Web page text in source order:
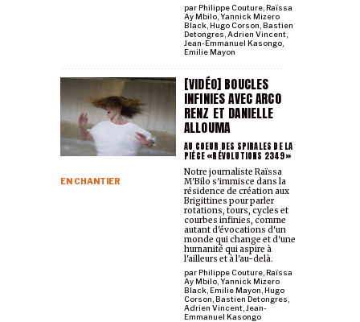
parPhilippe Couture Raïssa
Ay Mbilo Yannick Mizero
Black Hugo Corson Bastien
Detongres Adrien Vincent
Jean-Emmanuel Kasongo
Emilie Mayon
[VIDÉO] BOUCLES
INFINIES AVEC ARCO
RENZ ET DANIELLE
ALLOUMA
AU COEUR DES SPIRALES DE LA
PIÈCE «RÉVOLUTIONS 2349»
EN CHANTIER
parPhilippe Couture Raïssa
Ay Mbilo Yannick Mizero
Black Emilie Mayon Hugo
Corson Bastien Detongres
Adrien Vincent Jean-
Emmanuel Kasongo
Notre journaliste Raïssa
M'Bilo s'immisce dans la
résidence de création aux
Brigittines pour parler
rotations, tours, cycles et
courbes infinies, comme
autant d'évocations d'un
monde qui change et d'une
humanité qui aspire à
l'ailleurs et à l'au-delà.